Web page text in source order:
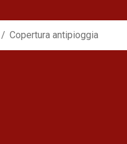
Copertura antipioggia